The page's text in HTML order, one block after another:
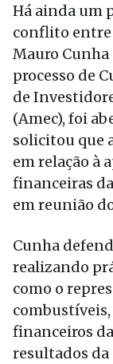
Há ainda um
conflito
Mauro Cunha
processo de
de
(Amec), foi
solicitou que
em relação à
financeiras
em reunião
Cunha
realizando
como o
financeiros
resultados da